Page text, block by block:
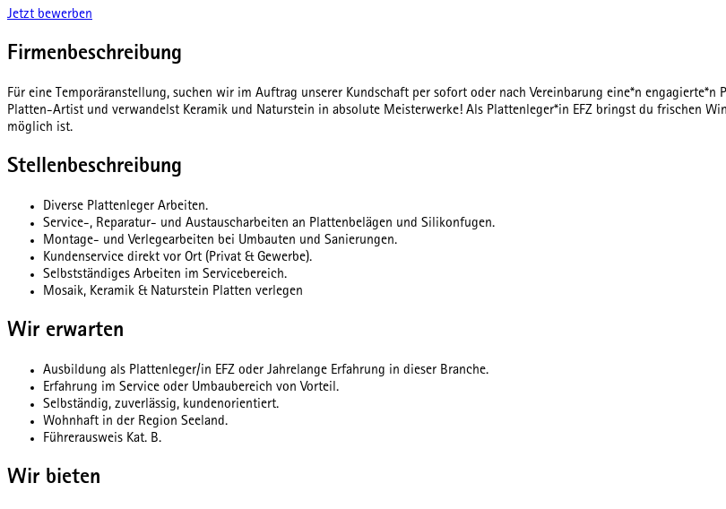
Jetzt bewerben
Firmenbeschreibung
Für eine Temporäranstellung, suchen wir im Auftrag unserer Kundschaft per sofort oder nach Vereinbarung eine*n
Platten-Artist und verwandelst Keramik und Naturstein in absolute Meisterwerke! Als Plattenleger*in EFZ bringst du frischen
möglich ist.
Stellenbeschreibung
Diverse Plattenleger Arbeiten.
Service-, Reparatur- und Austauscharbeiten an Plattenbelägen und Silikonfugen.
Montage- und Verlegearbeiten bei Umbauten und Sanierungen.
Kundenservice direkt vor Ort (Privat & Gewerbe).
Selbstständiges Arbeiten im Servicebereich.
Mosaik, Keramik & Naturstein Platten verlegen
Wir erwarten
Ausbildung als Plattenleger/in EFZ oder Jahrelange Erfahrung in dieser Branche.
Erfahrung im Service oder Umbaubereich von Vorteil.
Selbständig, zuverlässig, kundenorientiert.
Wohnhaft in der Region Seeland.
Führerausweis Kat. B.
Wir bieten